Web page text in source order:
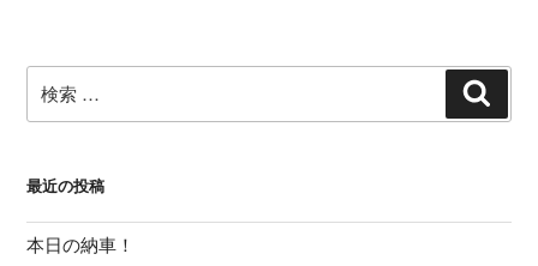
索:
索
最近の投稿
本日の納車！